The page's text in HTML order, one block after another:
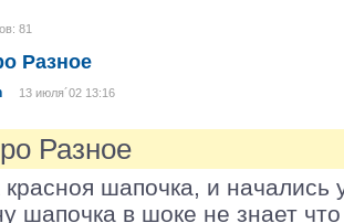
81
Разное
13 июля´02 13:16
Разное
шапочка, и начались
шапочка в шоке не знает что